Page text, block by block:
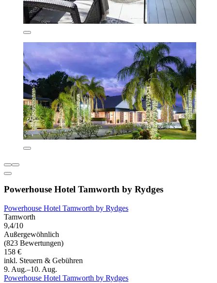
Powerhouse Hotel Tamworth by Rydges
Powerhouse Hotel Tamworth by Rydges
Tamworth
9,4/10
Außergewöhnlich
(823 Bewertungen)
158 €
inkl. Steuern & Gebühren
9. Aug.–10. Aug.
Powerhouse Hotel Tamworth by Rydges